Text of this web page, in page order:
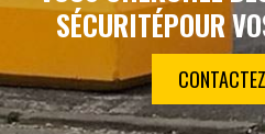
SÉCURITÉPOUR